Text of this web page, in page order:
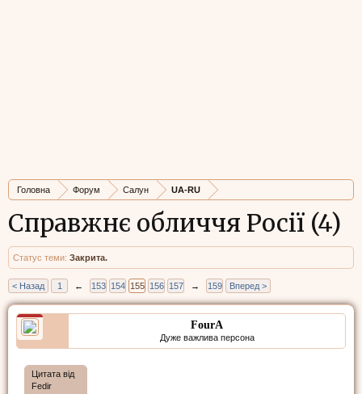
Головна Форум Салун UA-RU
Справжнє обличчя Росії (4)
Статус теми: Закрита.
< Назад 1 ← 153 154 155 156 157 → 159 Вперед >
FourA
Дуже важлива персона
Цитата від
Fedir